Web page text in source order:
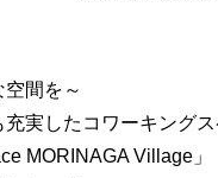
空間を～
実したコワーキングス
MORINAGA Village」